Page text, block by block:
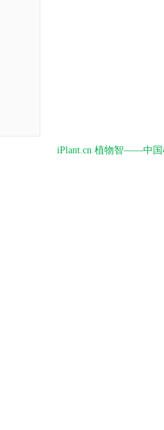
iPlant.cn 植物智——中国